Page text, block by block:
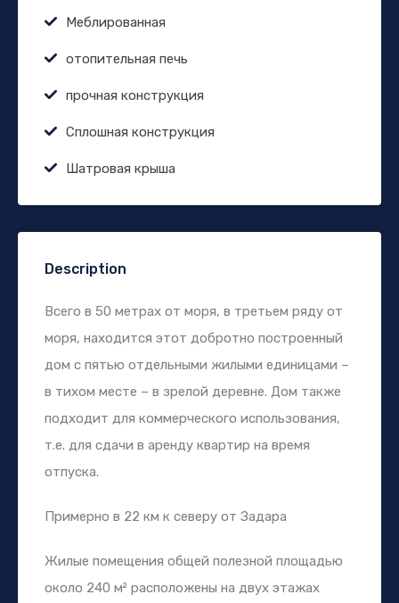
Меблированная
отопительная печь
прочная конструкция
Сплошная конструкция
Шатровая крыша
Description
Всего в 50 метрах от моря, в третьем ряду от
моря, находится этот добротно построенный
дом с пятью отдельными жилыми единицами –
в тихом месте – в зрелой деревне. Дом также
подходит для коммерческого использования,
т.е. для сдачи в аренду квартир на время
отпуска.
Примерно в 22 км к северу от Задара
Жилые помещения общей полезной площадью
около 240 м² расположены на двух этажах